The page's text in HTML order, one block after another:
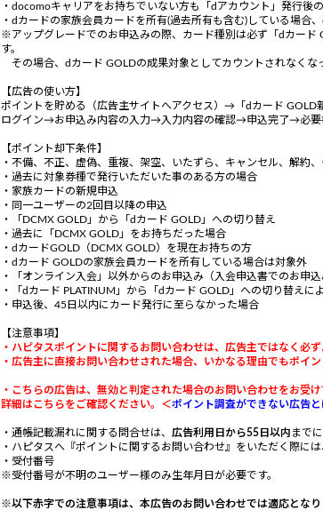
・docomoキャリアをお持ちでいない方も「dアカウント」発行後
・dカードの家族会員カードを所有(過去所有も含む)している場
※アップグレードでのお申込みの際、カード種別は必ず「dカード
す。
その場合、dカード GOLDの成果対象としてカウントされなくな
【広告の使い方】
ポイントを貯める（広告主サイトへアクセス）→「dカード
ログイン→お申込み内容の入力→入力内容の確認→申込完了→必
【ポイント却下条件】
・不備、不正、虚偽、重複、架空、いたずら、キャンセル、解約
・過去に対象券種で発行いただいた事のある方の場合
・家族カードの新規申込
・同一ユーザーの2回目以降の申込
・「DCMX GOLD」から「dカード GOLD」への切り替え
・過去に「DCMX GOLD」をお持ちだった場合
・dカードGOLD（DCMX GOLD）を現在お持ちの方
・dカード GOLDの家族会員カードを所有している場合は対象外
・「オンライン入会」以外からのお申込み（入会申込書でのお申
・「dカード PLATINUM」から「dカード GOLD」への切り替えに
・申込後、45日以内にカード発行に至らなかった場合
【注意事項】
・ハピタスポイントに関するお問い合わせは、広告主ではなく必
・広告主に直接お問い合わせされた場合、いかなる理由でもポイ
・こちらの広告は、無効と判定された場合のお問い合わせをお
詳細はこちらをご確認ください。＜ポイント調査ができない広告と
・通帳記載漏れに関する問合せは、 広告利用日から55日以内 まで
・ハピタスへ『ポイントに関するお問い合わせ』をいただく際に
・受付番号
※受付番号が不明のユーザー様のみ生年月日が必要です。
※以下赤字での注意事項は、本広告のお問い合わせでは適応とな